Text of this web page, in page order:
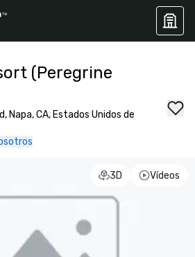
(Peregrine
Napa, CA, Estados Unidos de
3D Vídeos